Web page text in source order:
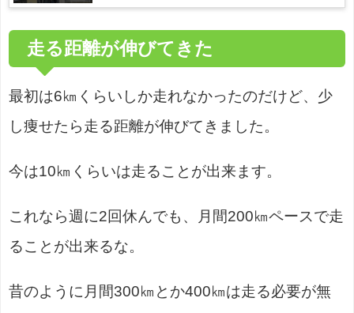
走る距離が伸びてきた
最初は6㎞くらいしか走れなかったのだけど、少
し痩せたら走る距離が伸びてきました。
今は10㎞くらいは走ることが出来ます。
これなら週に2回休んでも、月間200㎞ペースで走
ることが出来るな。
昔のように月間300㎞とか400㎞は走る必要が無